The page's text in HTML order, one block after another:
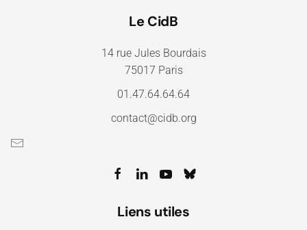
Le CidB
14 rue Jules Bourdais
75017 Paris
01.47.64.64.64
contact@cidb.org
Liens utiles